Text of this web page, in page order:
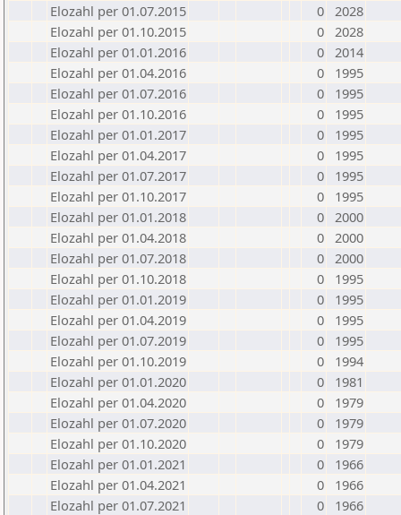
Elozahl per 01.07.2015
0 2028
Elozahl per 01.10.2015
0 2028
Elozahl per 01.01.2016
0 2014
Elozahl per 01.04.2016
0
1995
Elozahl per 01.07.2016
0
1995
Elozahl per 01.10.2016
0
1995
Elozahl per 01.01.2017
0
1995
Elozahl per 01.04.2017
0
1995
Elozahl per 01.07.2017
0
1995
Elozahl per 01.10.2017
0
1995
Elozahl per 01.01.2018
0 2000
Elozahl per 01.04.2018
0 2000
Elozahl per 01.07.2018
0 2000
Elozahl per 01.10.2018
0
1995
Elozahl per 01.01.2019
0
1995
Elozahl per 01.04.2019
0
1995
Elozahl per 01.07.2019
0
1995
Elozahl per 01.10.2019
0
1994
Elozahl per 01.01.2020
0
1981
Elozahl per 01.04.2020
0
1979
Elozahl per 01.07.2020
0
1979
Elozahl per 01.10.2020
0
1979
Elozahl per 01.01.2021
0
1966
Elozahl per 01.04.2021
0
1966
Elozahl per 01.07.2021
0
1966